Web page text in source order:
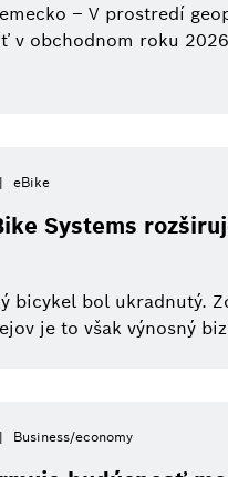
– V prostredí
v obchodnom roku
eBike
Systems
bicykel bol ukradnutý.
je to však výnosný
Business/economy